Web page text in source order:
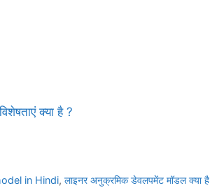
क्या है ?
in Hindi,लाइनर अनुक्रमिक डेवलपमेंट मॉडल क्या है